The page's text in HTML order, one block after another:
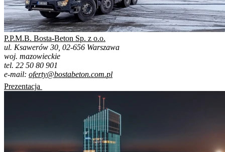
P.P.M.B. Bosta-Beton Sp. z o.o.
ul. Ksawerów 30, 02-656 Warszawa
woj. mazowieckie
tel. 22 50 80 901
e-mail: oferty@bostabeton.com.pl
Prezentacja